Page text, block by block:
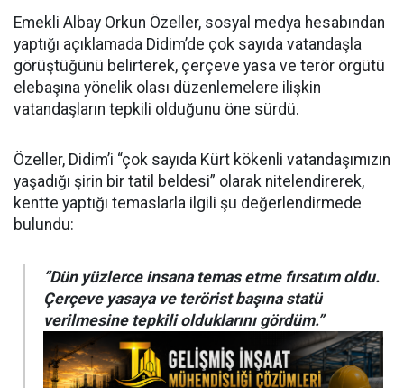
Emekli Albay Orkun Özeller, sosyal medya hesabından
yaptığı açıklamada Didim’de çok sayıda vatandaşla
görüştüğünü belirterek, çerçeve yasa ve terör örgütü
elebaşına yönelik olası düzenlemelere ilişkin
vatandaşların tepkili olduğunu öne sürdü.
Özeller, Didim’i “çok sayıda Kürt kökenli vatandaşımızın
yaşadığı şirin bir tatil beldesi” olarak nitelendirerek,
kentte yaptığı temaslarla ilgili şu değerlendirmede
bulundu:
“Dün yüzlerce insana temas etme fırsatım oldu.
Çerçeve yasaya ve terörist başına statü
verilmesine tepkili olduklarını gördüm.”